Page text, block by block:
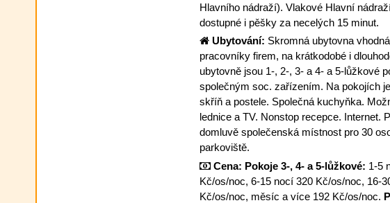
Hlavního nádraží). Vlakové Hlavní
dostupné i pěšky za necelých 15 minut.
Ubytování: Skromná ubytovna
pracovníky firem, na krátkodobé i
ubytovně jsou 1-, 2-, 3- a 4- a 5-lůžkové
společným soc. zařízením. Na pokojích
skříň a postele. Společná kuchyňka.
lednice a TV. Nonstop recepce. Internet.
domluvě společenská místnost pro 30
parkoviště.
Cena: Pokoje 3-, 4- a 5-lůžkové: 1-5
Kč/os/noc, 6-15 nocí 320 Kč/os/noc, 16-
Kč/os/noc, měsíc a více 192 Kč/os/noc.